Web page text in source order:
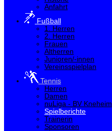
Anfahrt
Fußball
1. Herren
2. Herren
Frauen
Altherren
Junioren/-innen
Vereinsspielplan
Tennis
Herren
Damen
nuLiga - BV Kneheim
Spielberichte
Trainerin
Sponsoren